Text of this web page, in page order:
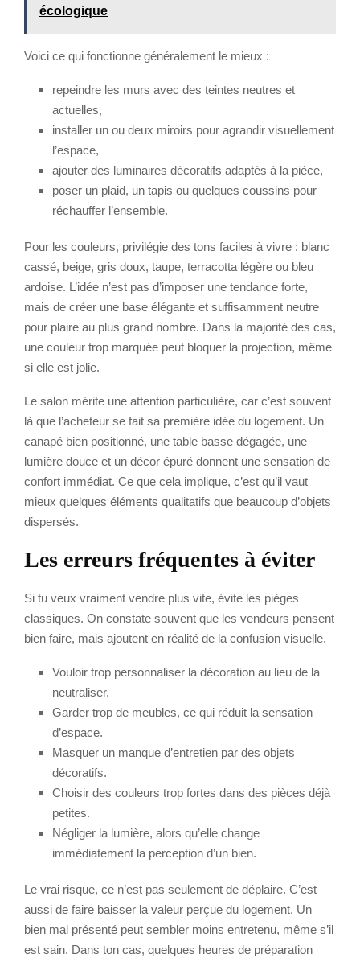
écologique
Voici ce qui fonctionne généralement le mieux :
repeindre les murs avec des teintes neutres et
actuelles,
installer un ou deux miroirs pour agrandir visuellement
l’espace,
ajouter des luminaires décoratifs adaptés à la pièce,
poser un plaid, un tapis ou quelques coussins pour
réchauffer l’ensemble.
Pour les couleurs, privilégie des tons faciles à vivre : blanc
cassé, beige, gris doux, taupe, terracotta légère ou bleu
ardoise. L’idée n’est pas d’imposer une tendance forte,
mais de créer une base élégante et suffisamment neutre
pour plaire au plus grand nombre. Dans la majorité des cas,
une couleur trop marquée peut bloquer la projection, même
si elle est jolie.
Le salon mérite une attention particulière, car c’est souvent
là que l’acheteur se fait sa première idée du logement. Un
canapé bien positionné, une table basse dégagée, une
lumière douce et un décor épuré donnent une sensation de
confort immédiat. Ce que cela implique, c’est qu’il vaut
mieux quelques éléments qualitatifs que beaucoup d’objets
dispersés.
Les erreurs fréquentes à éviter
Si tu veux vraiment vendre plus vite, évite les pièges
classiques. On constate souvent que les vendeurs pensent
bien faire, mais ajoutent en réalité de la confusion visuelle.
Vouloir trop personnaliser la décoration au lieu de la
neutraliser.
Garder trop de meubles, ce qui réduit la sensation
d’espace.
Masquer un manque d’entretien par des objets
décoratifs.
Choisir des couleurs trop fortes dans des pièces déjà
petites.
Négliger la lumière, alors qu’elle change
immédiatement la perception d’un bien.
Le vrai risque, ce n’est pas seulement de déplaire. C’est
aussi de faire baisser la valeur perçue du logement. Un
bien mal présenté peut sembler moins entretenu, même s’il
est sain. Dans ton cas, quelques heures de préparation